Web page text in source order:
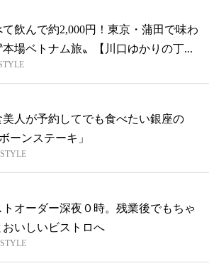
て飲んで約2,000円！東京・蒲田で味わ
本場ベトナム旅〟【川口ゆかりの丁...
美人が予約してでも食べたい銀座の
ボーンステーキ」
トオーダー深夜０時。残業後でもちゃ
おいしいビストロへ